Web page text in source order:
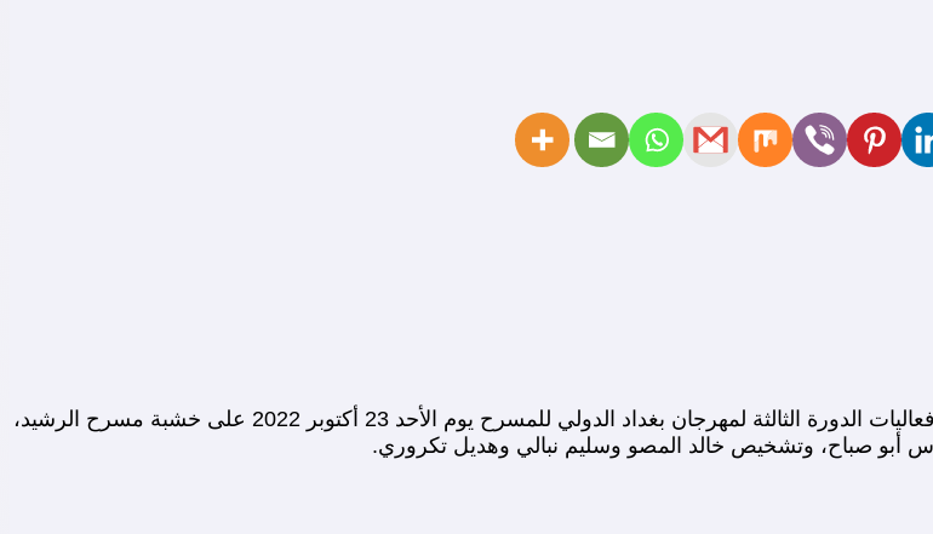
قدمت فرقة مسرح وسينماتك القصبة في رام الله مسرحية كلب الست ضمن فعاليات الدورة الثالثة لمهرجان بغداد الدولي للمسرح يوم الأحد 23 أكتوبر 2022 على خشبة مسرح الرشيد،
أبو صباح، وتشخيص خالد المصو وسليم نبالي وهديل تكروري.